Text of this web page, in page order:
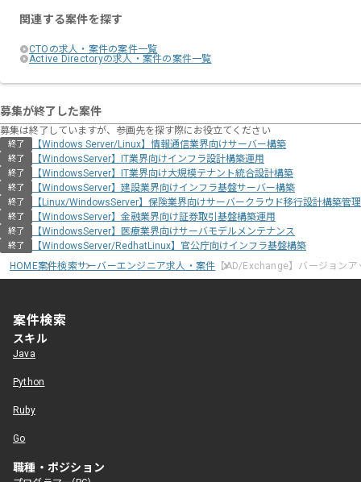
関連する案件を探す
CTOの求人・案件の案件一覧
Active Directoryの求人・案件の案件一覧
募集が終了した案件
募集は終了していますが、参画先を探す際にお役立てください
終了 【Windows Server/Linux】情報通信業界向けサーバー構築
終了 【WindowsServer】IT業界向けインフラ設計構築運用
終了 【WindowsServer】IT業界向け大規模テナント統合設計構築
終了 【WindowsServer】建設業界向けインフラ基盤サーバー構築
終了 【Linux/WindowsServer】保険業界向けサーバークラウド移行設計構築管理
終了 【WindowsServer】金融業界向け証券取引基盤構築運用
終了 【WindowsServer】医療業界向けサーバモデルメンテナンス
終了
【WindowsServer/RedhatLinux】官公庁向けインフラ基盤構築
HOME案件検索サーバーエンジニア求人・案件 【AD/Exchange】バージョンア
案件検索
スキル
Java
Python
Ruby
Go
職種・ポジション